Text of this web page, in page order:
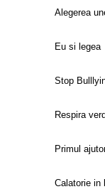
Alegerea
Eu si legea
Stop
Respira
Primul
Calatorie in